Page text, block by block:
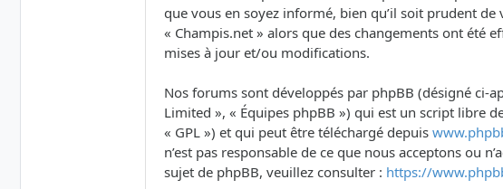
que vous en soyez informé, bien qu’il soit prudent
« Champis.net » alors que des changements ont été
mises à jour et/ou modifications.
Nos forums sont développés par phpBB (désigné ci-
Limited », « Équipes phpBB ») qui est un script libre
« GPL ») et qui peut être téléchargé depuis
n’est pas responsable de ce que nous acceptons ou
sujet de phpBB, veuillez consulter : https://